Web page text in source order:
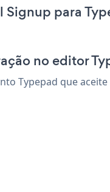
para
no editor
Typepad que